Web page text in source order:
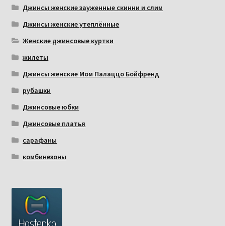
Джинсы женские зауженные скинни и слим
Джинсы женские утеплённые
Женские джинсовые куртки
жилеты
Джинсы женские Мом Палаццо Бойфренд
рубашки
Джинсовые юбки
Джинсовые платья
сарафаны
комбинезоны